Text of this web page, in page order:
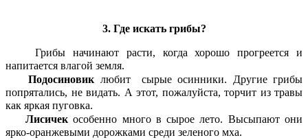
3. Где искать грибы?
Грибы начинают расти, когда хорошо прогреется и
напитается влагой земля.
Подосиновик любит сырые осинники. Другие грибы
попрятались, не видать. А этот, пожалуйста, торчит из травы
как яркая пуговка.
Лисичек особенно много в сырое лето. Высыпают они
ярко-оранжевыми дорожками среди зеленого мха.